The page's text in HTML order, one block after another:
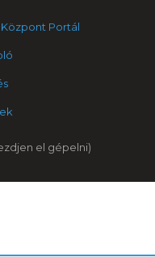
Portál